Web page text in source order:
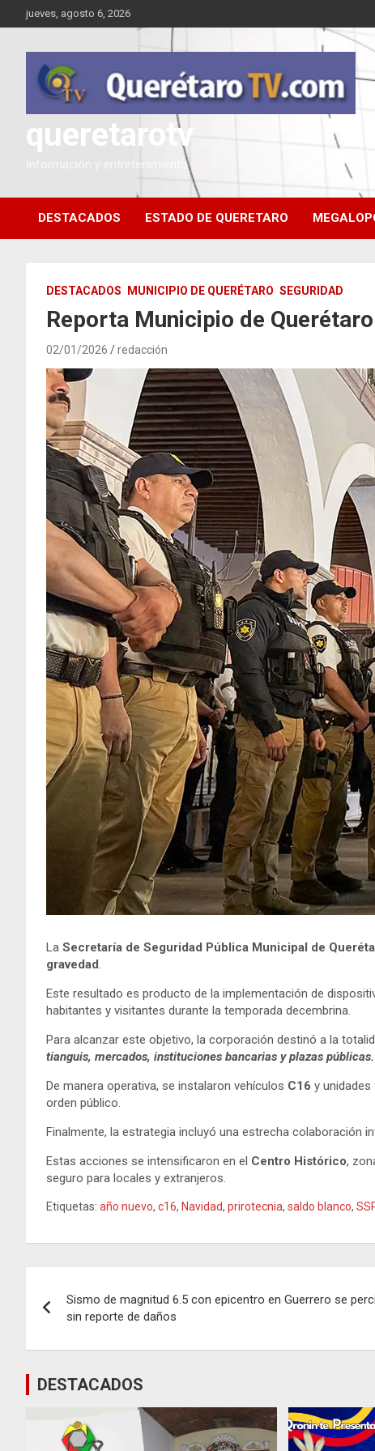
Saltar
al
jueves, agosto 6, 2026
queretarotv
Información y entretenimiento
DESTACADOS ESTADO DE QUERETARO
DESTACADOS MUNICIPIO DE QUERÉTARO SEGURIDAD
Reporta Municipio de
02/01/2026 redacción
La Secretaría de Seguridad Pública Municipal de
gravedad.
Este resultado es producto de la implementación de
habitantes y visitantes durante la temporada decembrina.
Para alcanzar este objetivo, la corporación destinó a la
tianguis, mercados, instituciones bancarias y plazas públicas.
De manera operativa, se instalaron vehículos C16 y
orden público.
Finalmente, la estrategia incluyó una estrecha colaboración
Estas acciones se intensificaron en el Centro Histórico,
seguro para locales y extranjeros.
Etiquetas: año nuevo, c16, Navidad, prirotecnia, saldo blanco,
de
entradas
Sismo de magnitud 6.5 con epicentro en Guerrero se
sin reporte de daños
DESTACADOS